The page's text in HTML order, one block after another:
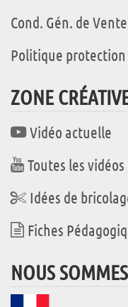
Cond. Gén. de
Politique protection
ZONE
Vidéo actuelle
Toutes les vidéos
Idées de
Fiches
NOUS